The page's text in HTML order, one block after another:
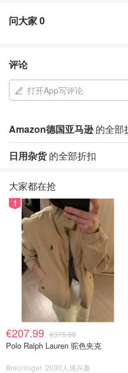
问大家0
评论
打开App写评论
Amazon德国亚马逊的全部
日用杂货的全部折扣
大家都在抢
1
€207.99 €375.00
Polo Ralph Lauren 驼色夹克
Breuninger 2030人感兴趣